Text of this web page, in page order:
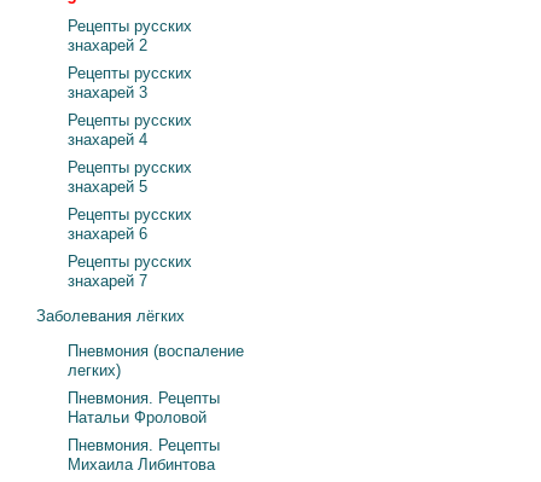
Рецепты русских
знахарей 2
Рецепты русских
знахарей 3
Рецепты русских
знахарей 4
Рецепты русских
знахарей 5
Рецепты русских
знахарей 6
Рецепты русских
знахарей 7
Заболевания лёгких
Пневмония (воспаление
легких)
Пневмония. Рецепты
Натальи Фроловой
Пневмония. Рецепты
Михаила Либинтова